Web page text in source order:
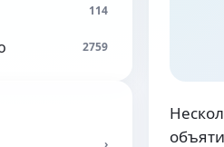
114
2759
›